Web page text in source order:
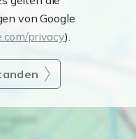
von Google
privacy).